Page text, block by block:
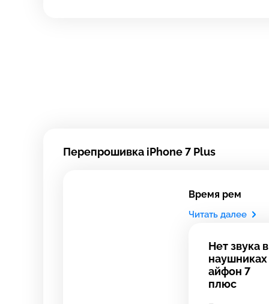
Перепрошивка iPhone 7 Plus
Время рем
Читать далее
Нет звука в
наушниках
айфон 7
плюс